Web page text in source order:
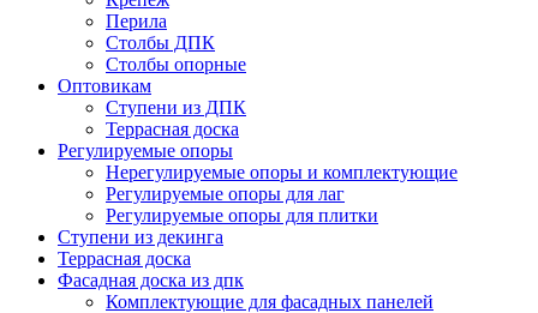
Перила
Столбы ДПК
Столбы опорные
Оптовикам
Ступени из ДПК
Террасная доска
Регулируемые опоры
Нерегулируемые опоры и комплектующие
Регулируемые опоры для лаг
Регулируемые опоры для плитки
Ступени из декинга
Террасная доска
Фасадная доска из дпк
Комплектующие для фасадных панелей